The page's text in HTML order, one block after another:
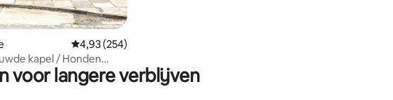
Gemiddelde beoordeling van 4,93 op 5, 254 recensies
4,93 (254)
kapel / Honden
voor langere verblijven